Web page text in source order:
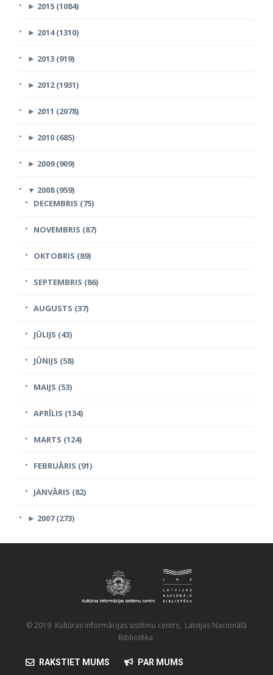
► 2015 (1084)
► 2014 (1310)
► 2013 (919)
► 2012 (1931)
► 2011 (2078)
► 2010 (685)
► 2009 (909)
▼ 2008 (959)
DECEMBRIS (75)
NOVEMBRIS (87)
OKTOBRIS (89)
SEPTEMBRIS (86)
AUGUSTS (37)
JŪLIJS (43)
JŪNIJS (58)
MAIJS (53)
APRĪLIS (134)
MARTS (124)
FEBRUĀRIS (91)
JANVĀRIS (82)
► 2007 (273)
© 2019 Kultūras informācijas sistēmu centrs, Latvijas Nacionālā
Bibliotēka
RAKSTIET MUMS PAR MUMS